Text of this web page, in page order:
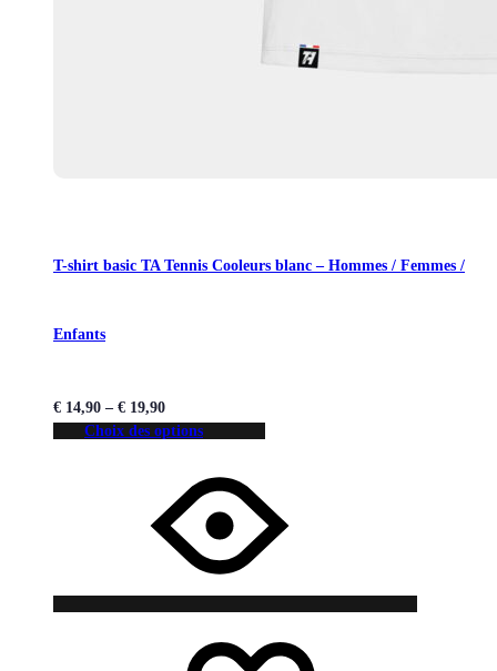
T-shirt basic TA Tennis Cooleurs blanc – Hommes / Femmes /
Enfants
€ 14,90 – € 19,90
Choix des options